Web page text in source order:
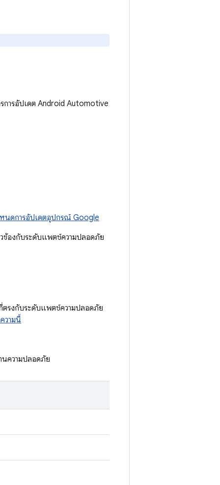
การอัปเดต Android Automotive
นดการอัปเดตอุปกรณ์ Google
องกับระดับแพตช์ความปลอดภัย
รงกับระดับแพตช์ความปลอดภัย
วามนี้
นความปลอดภัย